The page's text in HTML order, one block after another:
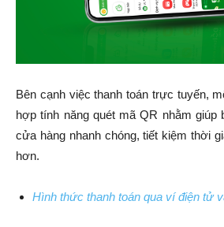
Bên cạnh việc thanh toán trực tuyến,
hợp tính năng quét mã QR nhằm giúp
cửa hàng nhanh chóng, tiết kiệm thời
hơn.
Hình thức thanh toán qua ví điện tử